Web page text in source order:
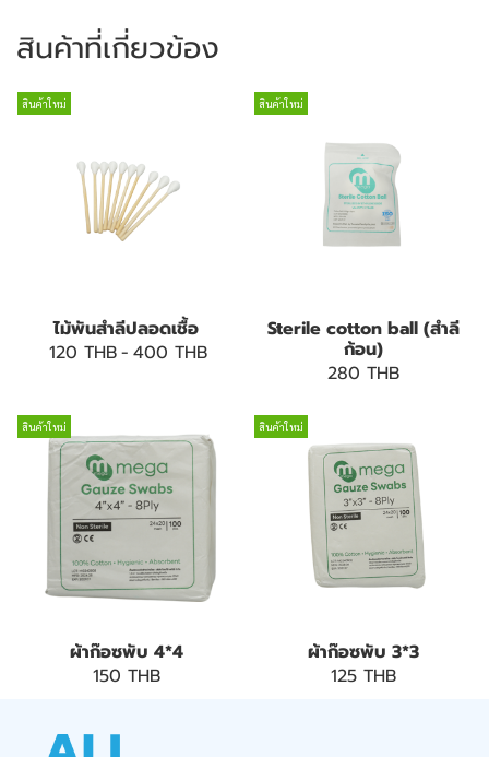
สินค้าที่เกี่ยวข้อง
สินค้าใหม่
ไม้พันสำลีปลอดเชื้อ
120 THB- 400 THB
สินค้าใหม่
Sterile cotton ball (สำลี
ก้อน)
280 THB
สินค้าใหม่
ผ้าก๊อซพับ 4*4
150 THB
สินค้าใหม่
ผ้าก๊อซพับ 3*3
125 THB